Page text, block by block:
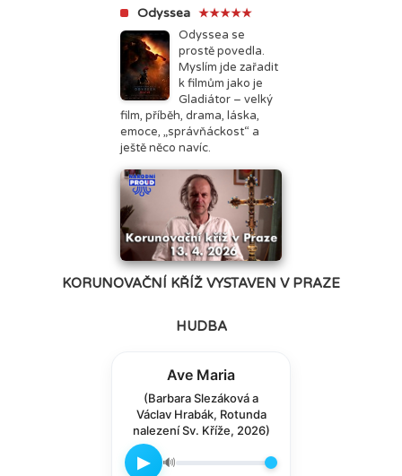
Odyssea ★★★★★
Odyssea se
prostě povedla.
Myslím jde zařadit
k filmům jako je
Gladiátor – velký
film, příběh, drama, láska,
emoce, „správňáckost“ a
ještě něco navíc.
KORUNOVAČNÍ KŘÍŽ VYSTAVEN V PRAZE
HUDBA
Ave Maria
(Barbara Slezáková a
Václav Hrabák, Rotunda
nalezení Sv. Kříže, 2026)
▶ 🔊